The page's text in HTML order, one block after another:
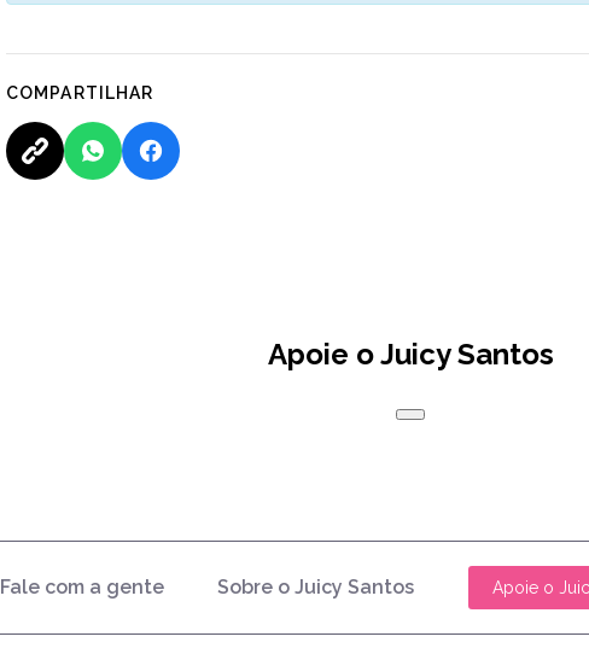
COMPARTILHAR
Apoie o Juicy Santos
Fale com a gente Sobre o Juicy Santos Apoie o